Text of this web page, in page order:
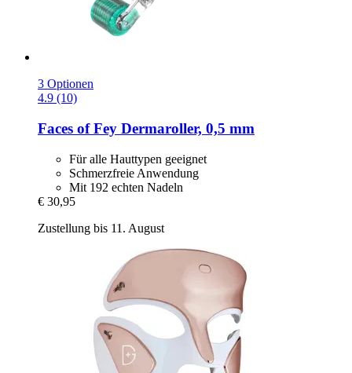
3 Optionen
4.9 (10)
Faces of Fey Dermaroller, 0,5 mm
Für alle Hauttypen geeignet
Schmerzfreie Anwendung
Mit 192 echten Nadeln
€ 30,95
Zustellung bis 11. August